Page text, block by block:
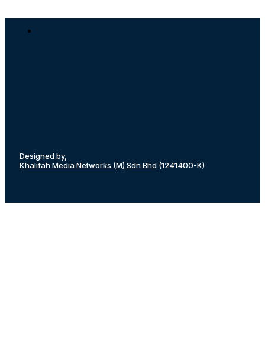
Designed by,
Khalifah Media Networks (M) Sdn Bhd (1241400-K)